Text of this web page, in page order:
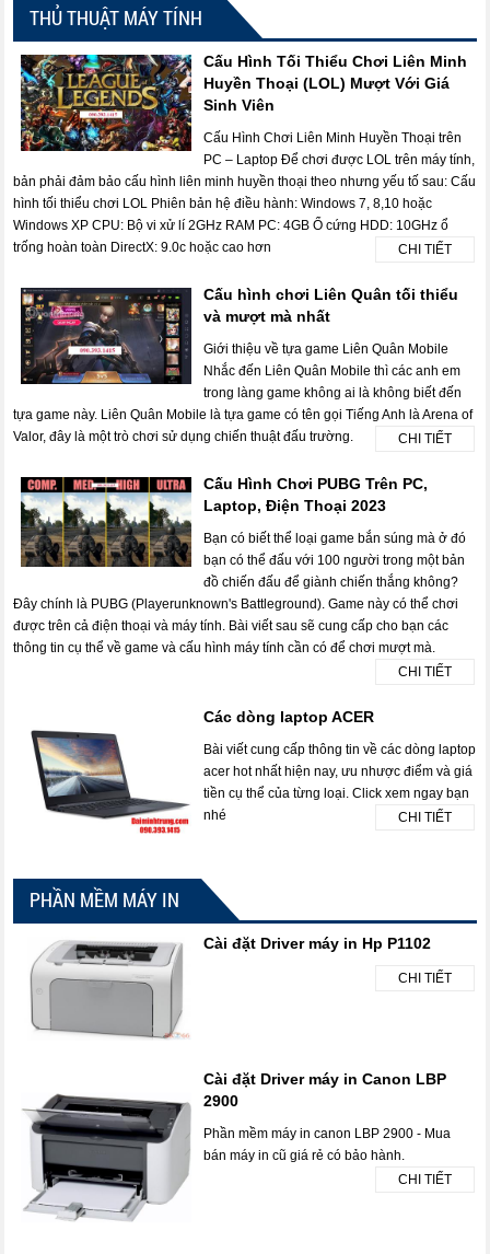
THỦ THUẬT MÁY TÍNH
Cấu Hình Tối Thiểu Chơi Liên Minh
Huyền Thoại (LOL) Mượt Với Giá
Sinh Viên
Cấu Hình Chơi Liên Minh Huyền Thoại trên
PC – Laptop Để chơi được LOL trên máy tính,
bản phải đảm bảo cấu hình liên minh huyền thoại theo nhưng yếu tố sau: Cấu
hình tối thiểu chơi LOL Phiên bản hệ điều hành: Windows 7, 8,10 hoặc
Windows XP CPU: Bộ vi xử lí 2GHz RAM PC: 4GB Ổ cứng HDD: 10GHz ổ
trống hoàn toàn DirectX: 9.0c hoặc cao hơn
CHI TIẾT
Cấu hình chơi Liên Quân tối thiểu
và mượt mà nhất
Giới thiệu về tựa game Liên Quân Mobile
Nhắc đến Liên Quân Mobile thì các anh em
trong làng game không ai là không biết đến
tựa game này. Liên Quân Mobile là tựa game có tên gọi Tiếng Anh là Arena of
Valor, đây là một trò chơi sử dụng chiến thuật đấu trường.
CHI TIẾT
Cấu Hình Chơi PUBG Trên PC,
Laptop, Điện Thoại 2023
Bạn có biết thể loại game bắn súng mà ở đó
bạn có thể đấu với 100 người trong một bản
đồ chiến đấu để giành chiến thắng không?
Đây chính là PUBG (Playerunknown's Battleground). Game này có thể chơi
được trên cả điện thoại và máy tính. Bài viết sau sẽ cung cấp cho bạn các
thông tin cụ thể về game và cấu hình máy tính cần có để chơi mượt mà.
CHI TIẾT
Các dòng laptop ACER
Bài viết cung cấp thông tin về các dòng laptop
acer hot nhất hiện nay, ưu nhược điểm và giá
tiền cụ thể của từng loại. Click xem ngay bạn
nhé
CHI TIẾT
PHẦN MỀM MÁY IN
Cài đặt Driver máy in Hp P1102
CHI TIẾT
Cài đặt Driver máy in Canon LBP
2900
Phần mềm máy in canon LBP 2900 - Mua
bán máy in cũ giá rẻ có bảo hành.
CHI TIẾT